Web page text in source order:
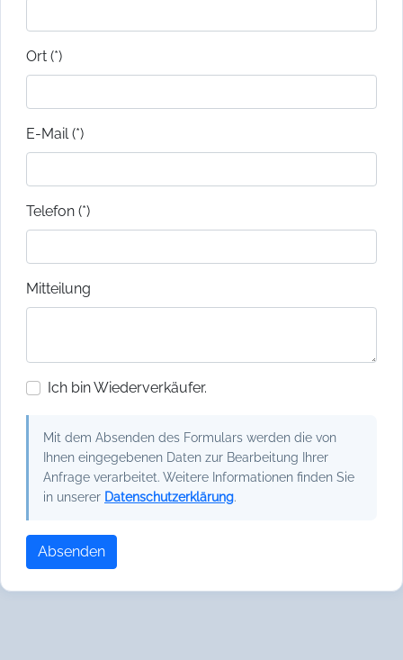
Ort (*)
E-Mail (*)
Telefon (*)
Mitteilung
Ich bin Wiederverkäufer.
Mit dem Absenden des Formulars werden die von
Ihnen eingegebenen Daten zur Bearbeitung Ihrer
Anfrage verarbeitet. Weitere Informationen finden Sie
in unserer Datenschutzerklärung.
Absenden